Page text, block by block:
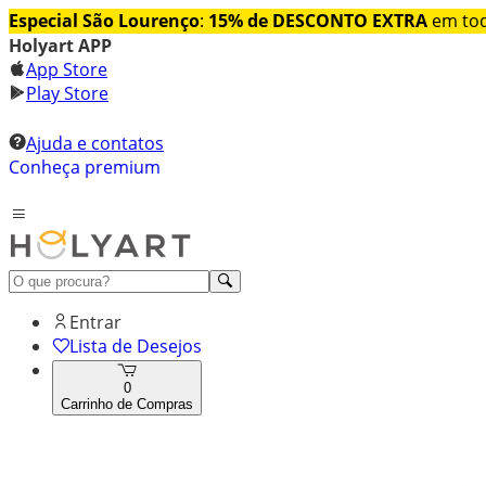
Especial São Lourenço: 15% de DESCONTO EXTRA em
Holyart APP
App Store
Play Store
Ajuda e contatos
Conheça premium
Entrar
Lista de Desejos
0
Carrinho de Compras